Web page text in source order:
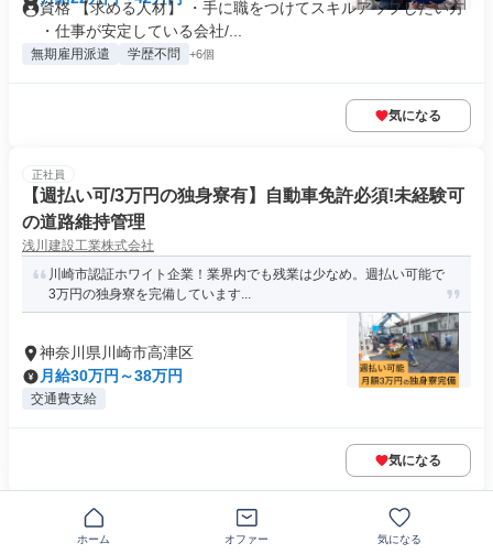
資格 【求める人材】 ・手に職をつけてスキルアップしたい方
・仕事が安定している会社/...
無期雇用派遣 学歴不問 +6個
気になる
正社員
【週払い可/3万円の独身寮有】自動車免許必須!未経験可
の道路維持管理
浅川建設工業株式会社
川崎市認証ホワイト企業！業界内でも残業は少なめ。週払い可能で
3万円の独身寮を完備しています...
神奈川県川崎市高津区
月給30万円～38万円
交通費支給
気になる
正社員
理美容業界や店舗などの給湯システムの施工スタッフ
ホーム オファー 気になる